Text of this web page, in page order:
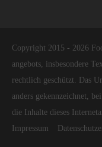
Co­py­right 2015 - 2026
an­ge­bots, ins­be­son­de­re
recht­lich ge­schützt. Das
an­ders ge­kenn­zeich­net,
die In­hal­te die­ses
Im­pres­sum